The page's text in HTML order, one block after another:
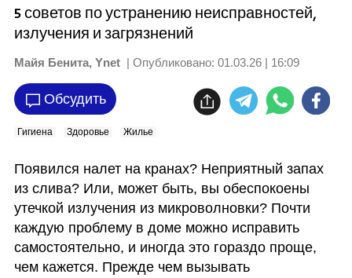
5 советов по устранению неисправностей,
излучения и загрязнений
Майя Бенита, Ynet | Опубликовано: 01.03.26 | 16:09
Обсудить
Гигиена Здоровье Жилье
Появился налет на кранах? Неприятный запах
из слива? Или, может быть, вы обеспокоены
утечкой излучения из микроволновки? Почти
каждую проблему в доме можно исправить
самостоятельно, и иногда это гораздо проще,
чем кажется. Прежде чем вызывать